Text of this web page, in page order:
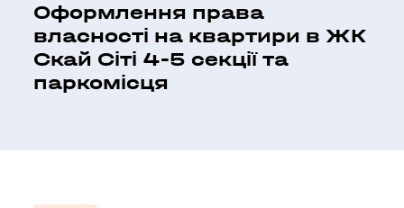
Оформлення права
власності на квартири в ЖК
Скай Сіті 4-5 секції та
паркомісця